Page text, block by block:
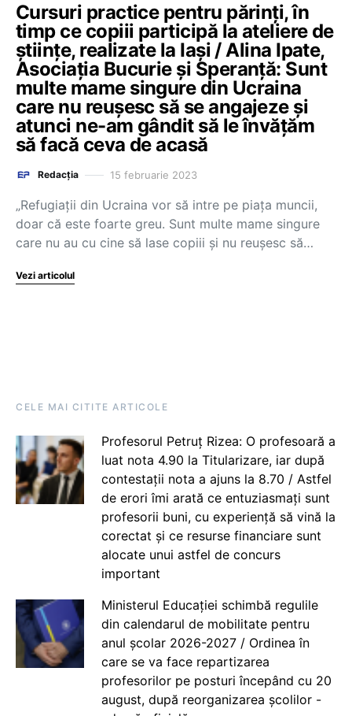
Cursuri practice pentru părinți, în
timp ce copiii participă la ateliere de
științe, realizate la Iași / Alina Ipate,
Asociația Bucurie și Speranță: Sunt
multe mame singure din Ucraina
care nu reușesc să se angajeze și
atunci ne-am gândit să le învățăm
să facă ceva de acasă
Redacția 15 februarie 2023
„Refugiații din Ucraina vor să intre pe piața muncii,
doar că este foarte greu. Sunt multe mame singure
care nu au cu cine să lase copiii și nu reușesc să…
Vezi articolul
CELE MAI CITITE ARTICOLE
Profesorul Petruț Rizea: O profesoară a
luat nota 4.90 la Titularizare, iar după
contestații nota a ajuns la 8.70 / Astfel
de erori îmi arată ce entuziasmați sunt
profesorii buni, cu experiență să vină la
corectat și ce resurse financiare sunt
alocate unui astfel de concurs
important
Ministerul Educației schimbă regulile
din calendarul de mobilitate pentru
anul școlar 2026-2027 / Ordinea în
care se va face repartizarea
profesorilor pe posturi începând cu 20
august, după reorganizarea școlilor -